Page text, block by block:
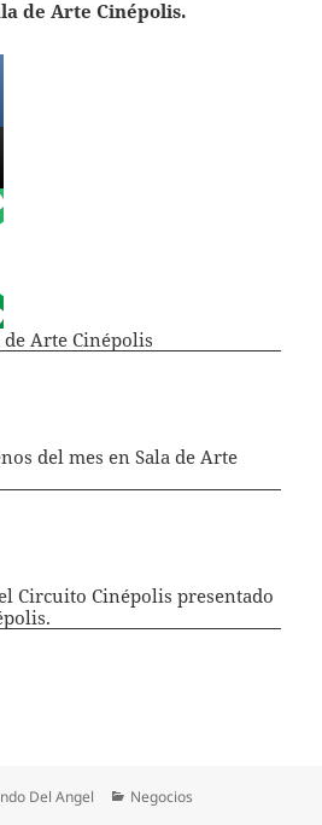
de Arte Cinépolis.
Arte Cinépolis
del mes en Sala de Arte
Circuito Cinépolis presentado
Del Angel Categorías
Negocios